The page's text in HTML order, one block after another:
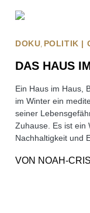
DOKU POLITIK |
DAS HAUS
Ein Haus im Haus,
im Winter ein
seiner
Zuhause. Es ist ein
Nachhaltigkeit und
VON NOAH-